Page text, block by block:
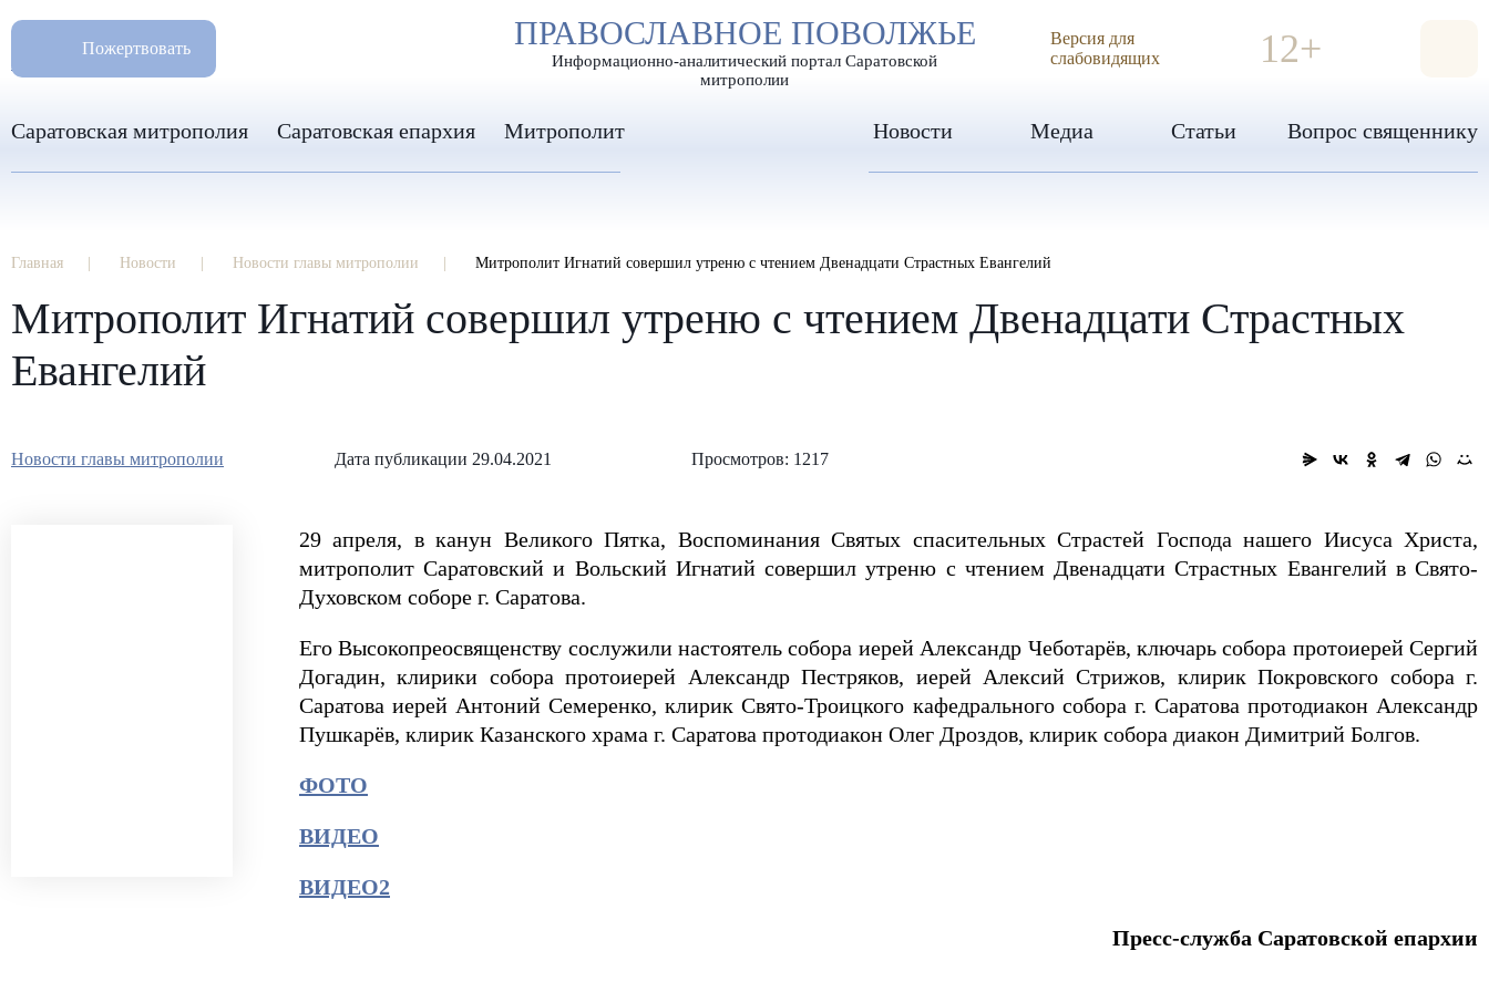
РАЗМЕР ШРИФТА А А А ИЗОБРАЖЕНИЯ
ПРАВОСЛАВНОЕ ПОВОЛЖЬЕ
Информационно-аналитический портал Саратовской
митрополии
Пожертвовать
8 960 346 31 04
info-sar@mail.ru
Версия для
слабовидящих
12+
Саратовская митрополия Саратовская епархия Митрополит Новости Медиа Статьи Вопрос священнику
Главная Новости Новости главы митрополии Митрополит Игнатий совершил утреню с чтением Двенадцати Страстных Евангелий
Митрополит Игнатий совершил утреню с чтением Двенадцати Страстных
Евангелий
Новости главы митрополии Дата публикации 29.04.2021 Просмотров: 1217
29 апреля, в канун Великого Пятка, Воспоминания Святых спасительных Страстей Господа нашего Иисуса Христа,
митрополит Саратовский и Вольский Игнатий совершил утреню с чтением Двенадцати Страстных Евангелий в Свято-
Духовском соборе г. Саратова.
Его Высокопреосвященству сослужили настоятель собора иерей Александр Чеботарёв, ключарь собора протоиерей Сергий
Догадин, клирики собора протоиерей Александр Пестряков, иерей Алексий Стрижов, клирик Покровского собора г.
Саратова иерей Антоний Семеренко, клирик Свято-Троицкого кафедрального собора г. Саратова протодиакон Александр
Пушкарёв, клирик Казанского храма г. Саратова протодиакон Олег Дроздов, клирик собора диакон Димитрий Болгов.
ФОТО
ВИДЕО
ВИДЕО2
Пресс-служба Саратовской епархии